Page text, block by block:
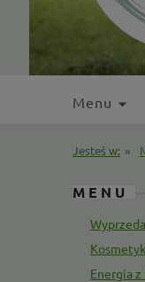
Menu
Kontakt
Jesteś w: »
MENU
Energia